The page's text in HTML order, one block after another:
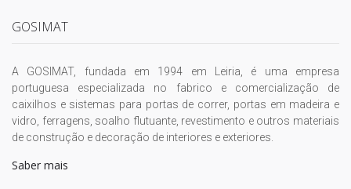
GOSIMAT
A GOSIMAT, fundada em 1994 em Leiria, é uma empresa
portuguesa especializada no fabrico e comercialização de
caixilhos e sistemas para portas de correr, portas em madeira e
vidro, ferragens, soalho flutuante, revestimento e outros materiais
de construção e decoração de interiores e exteriores.
Saber mais